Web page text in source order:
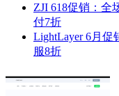
ZJI 618促销：全
付7折
LightLayer 6月促
服8折